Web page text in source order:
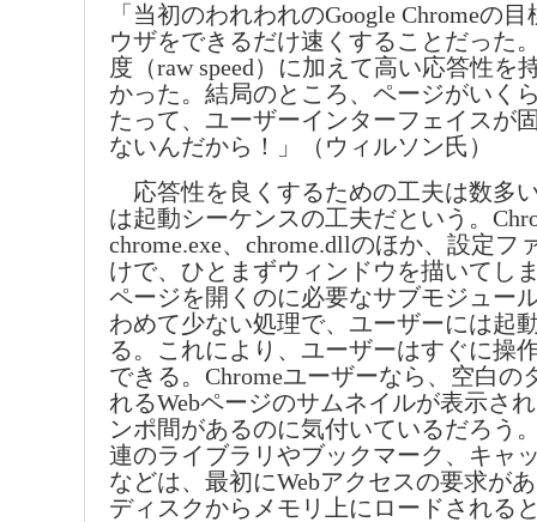
「当初のわれわれのGoogle Chromeの
ウザをできるだけ速くすることだった
度（raw speed）に加えて高い応答性を
かった。結局のところ、ページがいく
たって、ユーザーインターフェイスが
ないんだから！」（ウィルソン氏）
応答性を良くするための工夫は数多
は起動シーケンスの工夫だという。
chrome.exe、chrome.dllのほか、設定フ
けで、ひとまずウィンドウを描いてし
ページを開くのに必要なサブモジュー
わめて少ない処理で、ユーザーには起
る。これにより、ユーザーはすぐに操
できる。Chromeユーザーなら、空白の
れるWebページのサムネイルが表示さ
ンポ間があるのに気付いているだろう
連のライブラリやブックマーク、キャ
などは、最初にWebアクセスの要求が
ディスクからメモリ上にロードされる